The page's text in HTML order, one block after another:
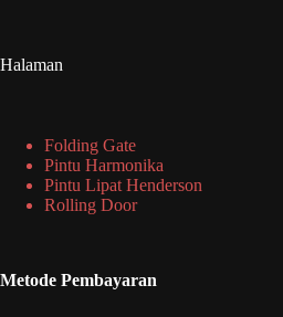
Halaman
Folding Gate
Pintu Harmonika
Pintu Lipat Henderson
Rolling Door
Metode Pembayaran